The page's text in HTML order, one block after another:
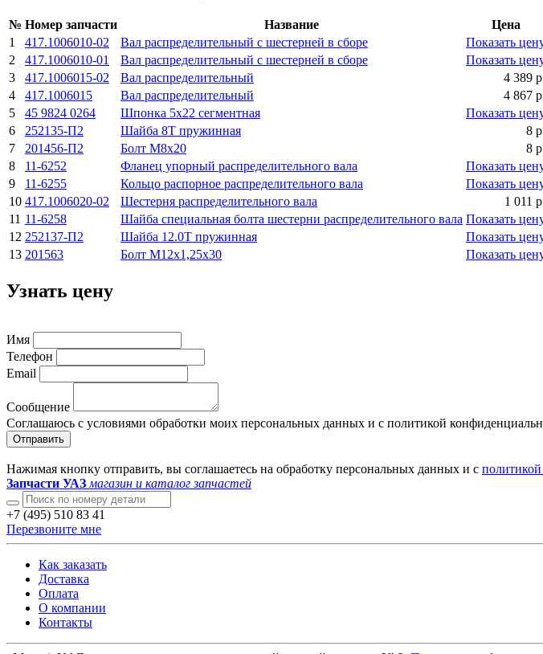
№ Номер запчасти Название
Цена
1
417.1006010-02 Вал распределительный с шестерней в сборе
Показать
2
417.1006010-01 Вал распределительный с шестерней в сборе
Показать
3
417.1006015-02 Вал распределительный
4 389
4
417.1006015 Вал распределительный
4 867
5
45 9824 0264 Шпонка 5x22 сегментная
Показать
6
252135-П2 Шайба 8Т пружинная
8
7
201456-П2 Болт M8x20
8
8
11-6252 Фланец упорный распределительного вала
Показать
9
11-6255 Кольцо распорное распределительного вала
Показать
10 417.1006020-02 Шестерня распределительного вала
1 011
11 11-6258 Шайба специальная болта шестерни распределительного вала Показать
12 252137-П2 Шайба 12.0Т пружинная
Показать
13 201563 Болт M12x1,25x30 Показать
Узнать цену
Имя
Телефон
Email
Сообщение
Соглашаюсь с условиями обработки моих персональных данных и с политикой
Отправить
Нажимая кнопку отправить, вы соглашаетесь на обработку персональных данных и с
Запчасти УАЗ магазин и каталог запчастей
+7 (495) 510 83 41
Перезвоните мне
Как заказать
Доставка
Оплата
О компании
Контакты